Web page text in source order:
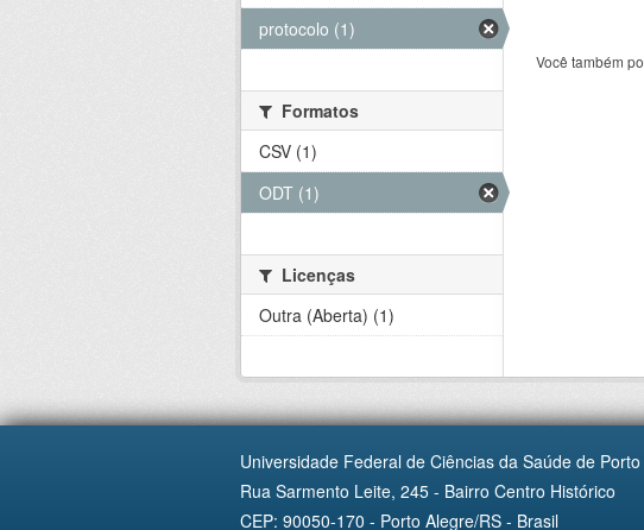
Você também
protocolo (1)
Formatos
CSV (1)
ODT (1)
Licenças
Outra (Aberta) (1)
Universidade Federal de Ciências da Saúde de
Rua Sarmento Leite, 245 - Bairro Centro Histórico
CEP: 90050-170 - Porto Alegre/RS - Brasil